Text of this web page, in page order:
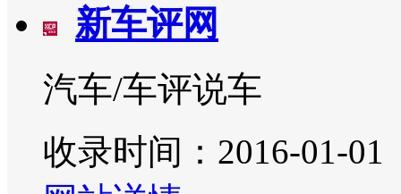
新车评网
汽车/车评说车
收录时间：2016-01-01